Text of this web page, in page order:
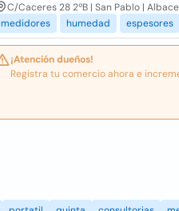
C/Caceres 28 2ºB | San Pablo |
medidores
humedad espesores
¡Atención dueños!
Registra tu comercio ahora e